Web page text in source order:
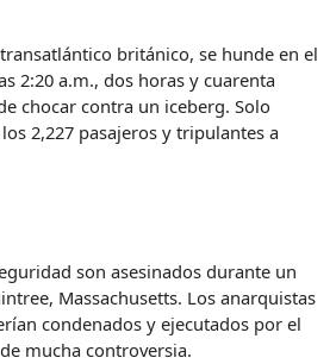
británico, se hunde en el
2:20 a.m., dos horas y cuarenta
chocar contra un iceberg. Solo
2,227 pasajeros y tripulantes a
son asesinados durante un
Massachusetts. Los anarquistas
condenados y ejecutados por el
mucha controversia.